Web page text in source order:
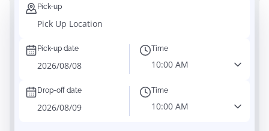
Pick-up
Pick-up date Time
10:00 AM
Drop-off date Time
10:00 AM